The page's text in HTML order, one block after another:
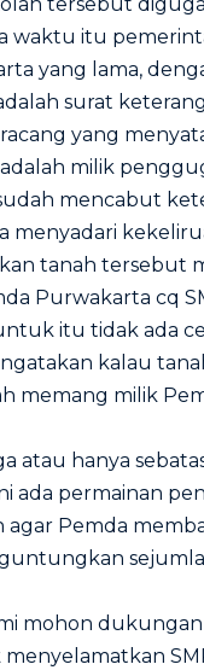
waktu itu
yang lama,
surat
yang
milik
mencabut
menyadari
tanah tersebut
Purwakarta cq
itu tidak ada
kalau
memang milik
atau hanya
ada permainan
agar Pemda
mohon